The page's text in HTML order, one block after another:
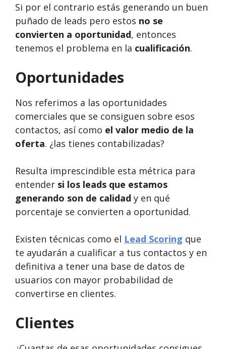
Si por el contrario estás generando un buen
puñado de leads pero estos no se
convierten a oportunidad, entonces
tenemos el problema en la cualificación.
Oportunidades
Nos referimos a las oportunidades
comerciales que se consiguen sobre esos
contactos, así como el valor medio de la
oferta. ¿las tienes contabilizadas?
Resulta imprescindible esta métrica para
entender si los leads que estamos
generando son de calidad y en qué
porcentaje se convierten a oportunidad.
Existen técnicas como el Lead Scoring que
te ayudarán a cualificar a tus contactos y en
definitiva a tener una base de datos de
usuarios con mayor probabilidad de
convertirse en clientes.
Clientes